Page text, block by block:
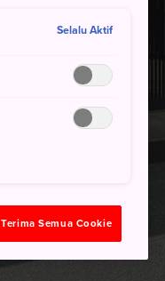
Selalu Aktif
Terima Semua Cookie